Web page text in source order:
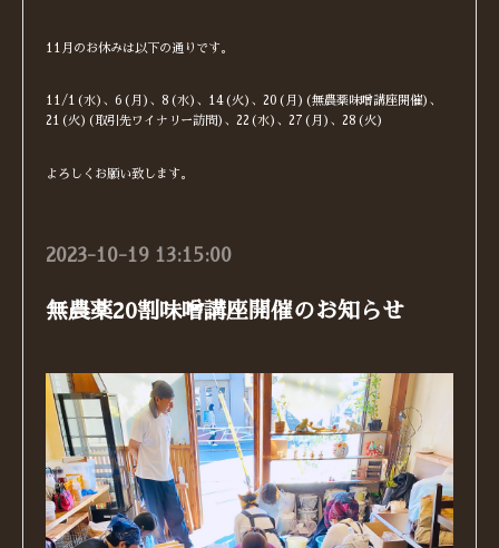
11月のお休みは以下の通りです。
11/1(水)、6(月)、8(水)、14(火)、20(月)(無農薬味噌講座開催)、
21(火)(取引先ワイナリー訪問)、22(水)、27(月)、28(火)
よろしくお願い致します。
2023-10-19 13:15:00
無農薬20割味噌講座開催のお知らせ